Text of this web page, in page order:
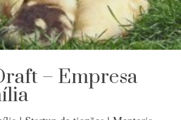
– Empresa